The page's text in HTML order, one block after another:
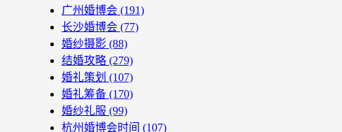
广州婚博会 (191)
长沙婚博会 (77)
婚纱摄影 (88)
结婚攻略 (279)
婚礼策划 (107)
婚礼筹备 (170)
婚纱礼服 (99)
杭州婚博会时间 (107)